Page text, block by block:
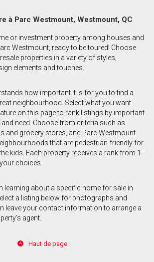
à Parc Westmount, Westmount, QC
or investment property among houses and
Westmount, ready to be toured! Choose
properties in a variety of styles,
elements and touches.
how important it is for you to find a
neighbourhood. Select what you want
on this page to rank listings by important
need. Choose from criteria such as
and grocery stores, and Parc Westmount
that are pedestrian-friendly for
kids. Each property receives a rank from 1-
choices.
learning about a specific home for sale in
a listing below for photographs and
leave your contact information to arrange a
agent.
Haut de page